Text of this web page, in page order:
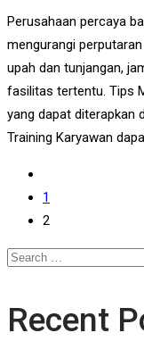
Perusahaan percaya
mengurangi
upah dan tunjangan,
fasilitas tertentu. Tips
yang dapat diterapkan
Training Karyawan
1
2
Search
Recent